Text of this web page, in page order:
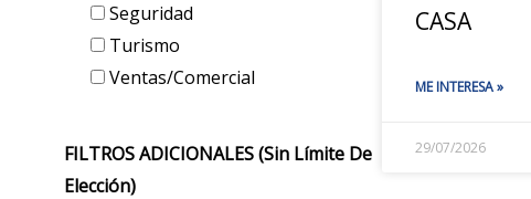
Seguridad
Turismo
Ventas/Comercial
FILTROS ADICIONALES (sin Límite De
Elección)
CASA
ME INTERESA »
29/07/2026